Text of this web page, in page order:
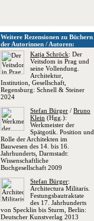
Weitere Rezensionen zu Büchern
der Autorinnen / Autoren:
Katja Schröck: Der
Veitsdom in Prag und
seine Vollendung.
Architektur,
Institution, Gesellschaft,
Regensburg: Schnell & Steiner
2024
Stefan Bürger / Bruno
Klein (Hgg.):
Werkmeister der
Spätgotik. Position und
Rolle der Architekten im
Bauwesen des 14. bis 16.
Jahrhunderts, Darmstadt:
Wissenschaftliche
Buchgesellschaft 2009
Stefan Bürger:
Architectura Militaris.
Festungsbautraktate
des 17. Jahrhunderts
von Specklin bis Sturm, Berlin:
Deutscher Kunstverlag 2013